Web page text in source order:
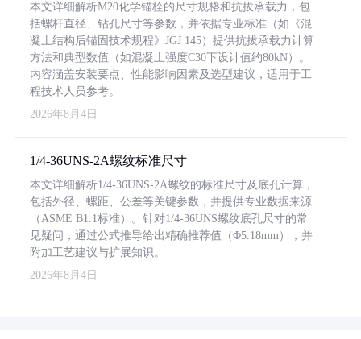
本文详细解析M20化学锚栓的尺寸规格和抗拔承载力，包
括螺杆直径、钻孔尺寸等参数，并依据专业标准（如《混
凝土结构后锚固技术规程》JGJ 145）提供抗拔承载力计算
方法和典型数值（如混凝土强度C30下设计值约80kN）。
内容涵盖安装要点、性能影响因素及选型建议，适用于工
程技术人员参考。
2026年8月4日
1/4-36UNS-2A螺纹标准尺寸
本文详细解析1/4-36UNS-2A螺纹的标准尺寸及底孔计算，
包括外径、螺距、公差等关键参数，并提供专业数据来源
（ASME B1.1标准）。针对1/4-36UNS螺纹底孔尺寸的常
见疑问，通过公式推导给出精确推荐值（Φ5.18mm），并
附加工艺建议与扩展知识。
2026年8月4日